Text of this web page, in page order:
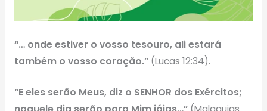
“… onde estiver o vosso tesouro, ali estará
também o vosso coração.”(Lucas 12:34).
“E eles serão Meus, diz o SENHOR dos Exércitos;